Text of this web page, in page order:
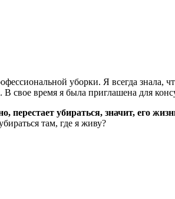
уборки. Я всегда знала,
свое время я была приглашена для
убираться, значит, его
там, где я живу?